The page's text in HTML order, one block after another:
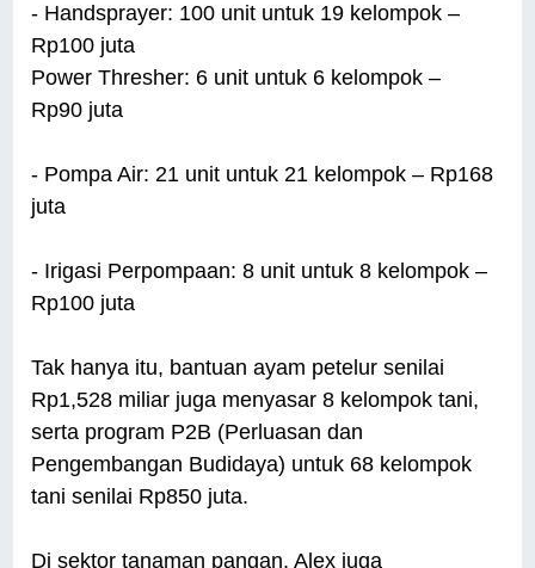
- Handsprayer: 100 unit untuk 19 kelompok –
Rp100 juta
Power Thresher: 6 unit untuk 6 kelompok –
Rp90 juta
- Pompa Air: 21 unit untuk 21 kelompok – Rp168
juta
- Irigasi Perpompaan: 8 unit untuk 8 kelompok –
Rp100 juta
Tak hanya itu, bantuan ayam petelur senilai
Rp1,528 miliar juga menyasar 8 kelompok tani,
serta program P2B (Perluasan dan
Pengembangan Budidaya) untuk 68 kelompok
tani senilai Rp850 juta.
Di sektor tanaman pangan, Alex juga